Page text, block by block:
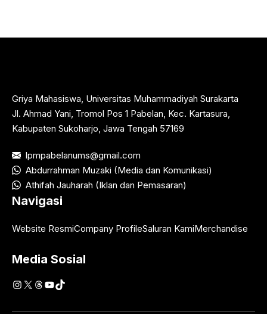
Griya Mahasiswa, Universitas Muhammadiyah Surakarta
Jl. Ahmad Yani, Tromol Pos 1 Pabelan, Kec. Kartasura,
Kabupaten Sukoharjo, Jawa Tengah 57169
lpmpabelanums@gmail.com
Abdurrahman Muzaki (Media dan Komunikasi)
Athifah Jauharah (Iklan dan Pemasaran)
Navigasi
Website ResmiCompany ProfileSaluran KamiMerchandise
Media Sosial
Instagram
X Threads
YouTube
TikTok